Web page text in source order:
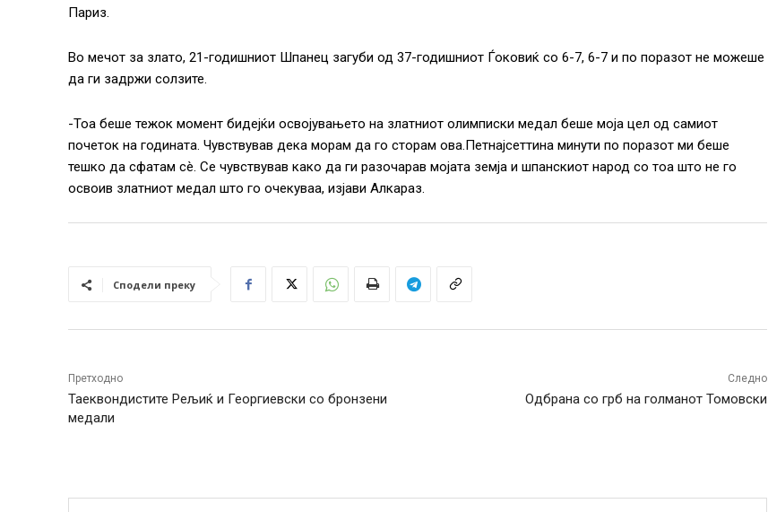
Париз.
Во мечот за злато, 21-годишниот Шпанец загуби од 37-годишниот Ѓоковиќ со 6-7, 6-7 и по поразот не можеше
да ги задржи солзите.
-Тоа беше тежок момент бидејќи освојувањето на златниот олимписки медал беше моја цел од самиот
почеток на годината. Чувствував дека морам да го сторам ова.Петнајсеттина минути по поразот ми беше
тешко да сфатам сè. Се чувствував како да ги разочарав мојата земја и шпанскиот народ со тоа што не го
освоив златниот медал што го очекуваа, изјави Алкараз.
Сподели преку
Претходно
Таеквондистите Рељиќ и Георгиевски со бронзени
медали
Следно
Одбрана со грб на голманот Томовски